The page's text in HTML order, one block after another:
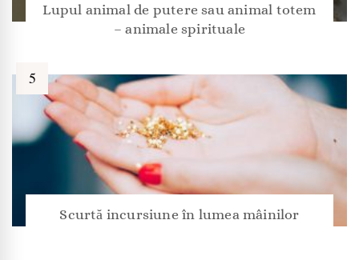
Lupul animal de putere sau animal totem
– animale spirituale
Scurtă incursiune în lumea mâinilor